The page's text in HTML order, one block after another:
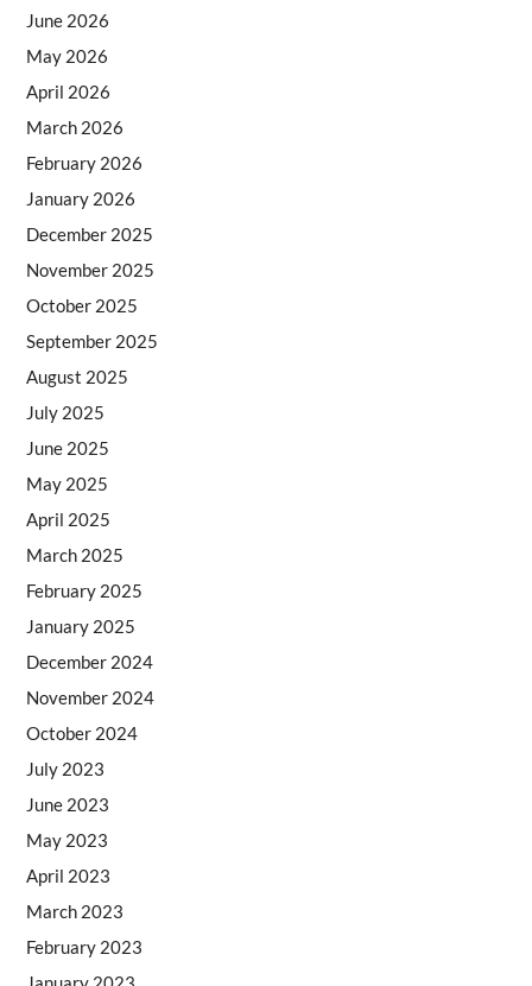
June 2026
May 2026
April 2026
March 2026
February 2026
January 2026
December 2025
November 2025
October 2025
September 2025
August 2025
July 2025
June 2025
May 2025
April 2025
March 2025
February 2025
January 2025
December 2024
November 2024
October 2024
July 2023
June 2023
May 2023
April 2023
March 2023
February 2023